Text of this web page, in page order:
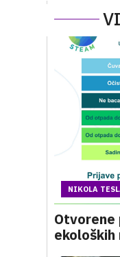
NIKOLA
Otvorene
ekoloških